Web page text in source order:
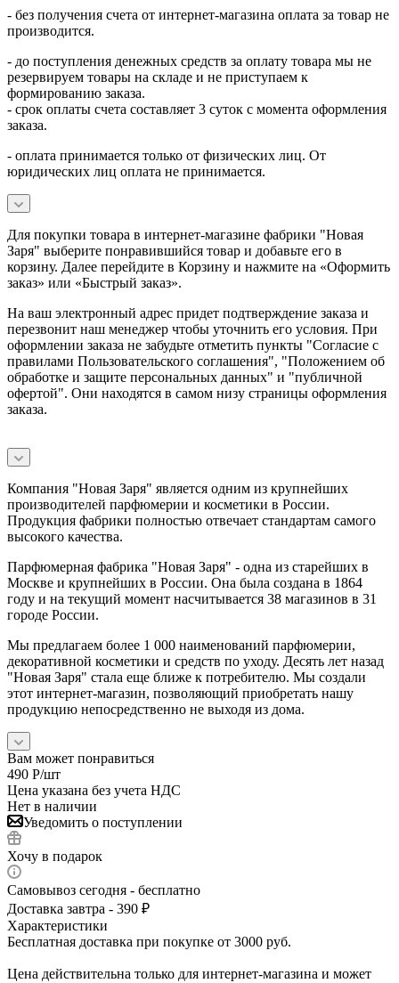
- без получения счета от интернет-магазина оплата за товар не
производится.
- до поступления денежных средств за оплату товара мы не
резервируем товары на складе и не приступаем к
формированию заказа.
- срок оплаты счета составляет 3 суток с момента оформления
заказа.
- оплата принимается только от физических лиц. От
юридических лиц оплата не принимается.
Для покупки товара в интернет-магазине фабрики "Новая
Заря" выберите понравившийся товар и добавьте его в
корзину. Далее перейдите в Корзину и нажмите на «Оформить
заказ» или «Быстрый заказ».
На ваш электронный адрес придет подтверждение заказа и
перезвонит наш менеджер чтобы уточнить его условия. При
оформлении заказа не забудьте отметить пункты "Согласие с
правилами Пользовательского соглашения", "Положением об
обработке и защите персональных данных" и "публичной
офертой". Они находятся в самом низу страницы оформления
заказа.
Компания "Новая Заря" является одним из крупнейших
производителей парфюмерии и косметики в России.
Продукция фабрики полностью отвечает стандартам самого
высокого качества.
Парфюмерная фабрика "Новая Заря" - одна из старейших в
Москве и крупнейших в России. Она была создана в 1864
году и на текущий момент насчитывается 38 магазинов в 31
городе России.
Мы предлагаем более 1 000 наименований парфюмерии,
декоративной косметики и средств по уходу. Десять лет назад
"Новая Заря" стала еще ближе к потребителю. Мы создали
этот интернет-магазин, позволяющий приобретать нашу
продукцию непосредственно не выходя из дома.
Вам может понравиться
490 Р/шт
Цена указана без учета НДС
Нет в наличии
Уведомить о поступлении
Хочу в подарок
Самовывоз сегодня - бесплатно
Доставка завтра - 390 ₽
Характеристики
Бесплатная доставка при покупке от 3000 руб.
Цена действительна только для интернет-магазина и может